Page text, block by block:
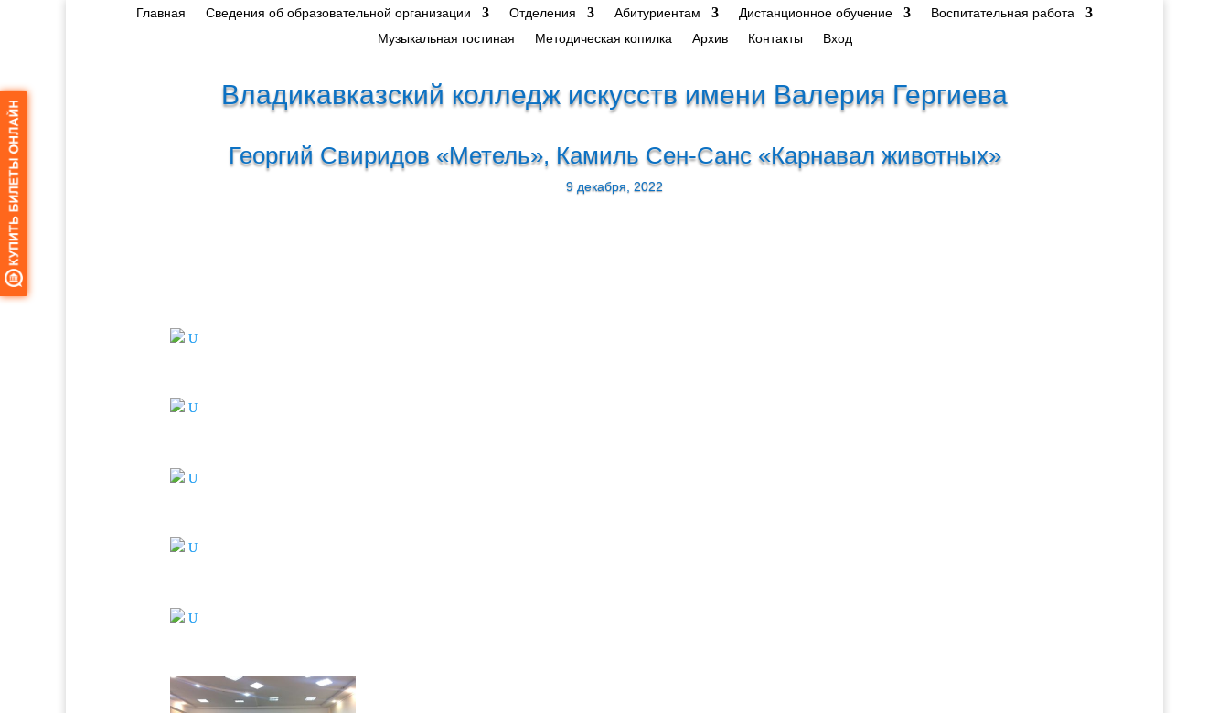
Главная Сведения об образовательной организации Отделения Абитуриентам Дистанционное обучение
Воспитательная работа
Музыкальная гостиная
Методическая копилка Архив Контакты Вход
Владикавказский колледж искусств имени Валерия Гергиева
Георгий Свиридов «Метель», Камиль Сен-Санс «Карнавал животных»
9 декабря, 2022